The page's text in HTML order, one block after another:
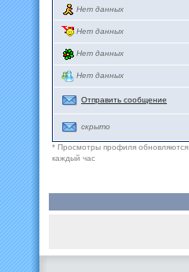
Нет данных
Нет данных
Нет данных
Нет данных
Отправить сообщение
скрыто
* Просмотры профиля обновляются
каждый час